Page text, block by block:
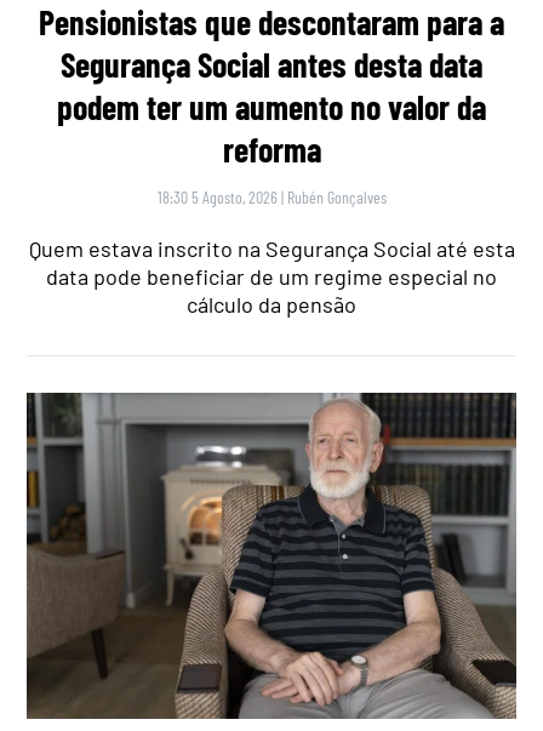
Pensionistas que descontaram para a
Segurança Social antes desta data
podem ter um aumento no valor da
reforma
18:30 5 Agosto, 2026 | Rubén Gonçalves
Quem estava inscrito na Segurança Social até esta
data pode beneficiar de um regime especial no
cálculo da pensão